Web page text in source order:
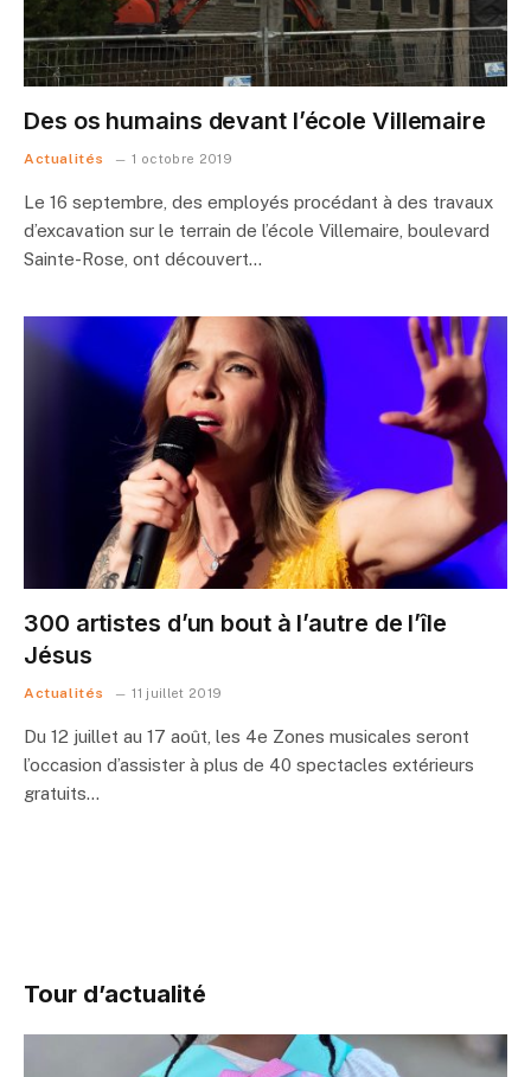
Des os humains devant l’école Villemaire
Actualités 1 octobre 2019
Le 16 septembre, des employés procédant à des travaux
d’excavation sur le terrain de l’école Villemaire, boulevard
Sainte-Rose, ont découvert…
300 artistes d’un bout à l’autre de l’île
Jésus
Actualités 11 juillet 2019
Du 12 juillet au 17 août, les 4e Zones musicales seront
l’occasion d’assister à plus de 40 spectacles extérieurs
gratuits…
Tour d’actualité